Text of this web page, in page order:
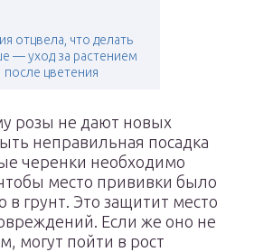
отцвела, что делать
— уход за растением
после цветения
розы не дают новых
неправильная посадка
черенки необходимо
место прививки было
в грунт. Это защитит место
Если же оно не
могут пойти в рост